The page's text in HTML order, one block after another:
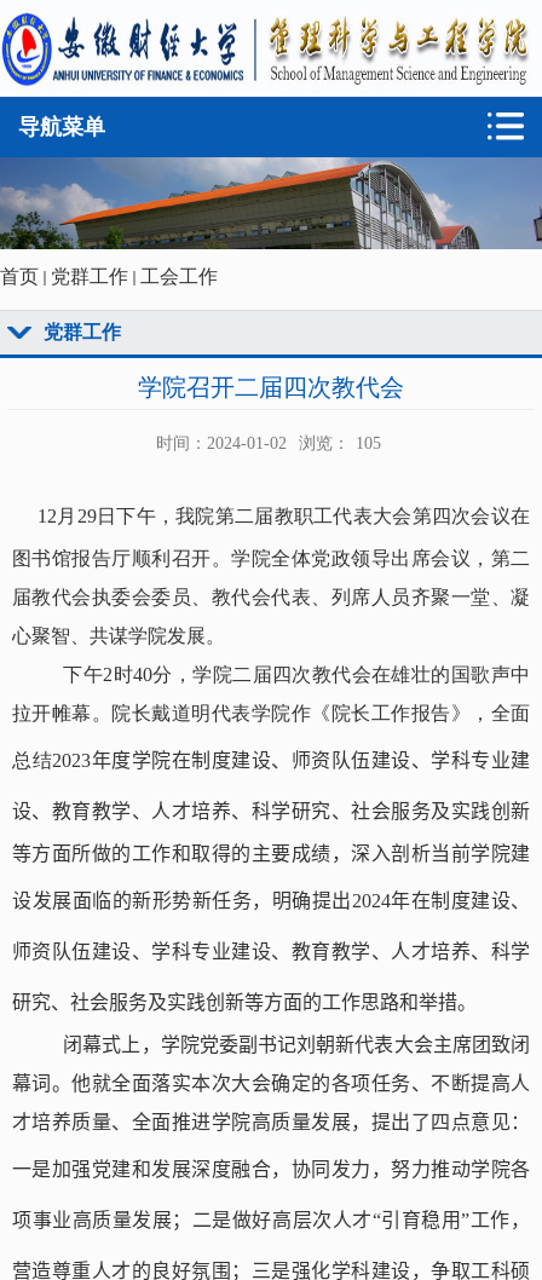
导航菜单
首页 党群工作 工会工作
党群工作
学院召开二届四次教代会
时间：2024-01-02 浏览： 105
12月 29日下午，我院第二届教职工代表大会第四次会议在
图书馆报告厅顺利召开。学院全体党政领导出席会议，第二
届教代会执委会委员、教代会代表、列席人员齐聚一堂、凝
心聚智、共谋学院发展。
下午2时40分，学院二届四次教代会在雄壮的国歌声中
拉开帷幕。院长戴道明代表学院作《院长工作报告》，全面
总结2023年度学院在制度建设、师资队伍 建设、学科专业建
设、教育教学、 人才培养、 科学研究、社会服务及实践创新
等方面所做的工作和取得的主要成绩，深入剖析当前学院建
设发展面临的新形势新任务，明确提出2024年在制度建设、
师资队伍建设、学科专业建设、 教育教学、 人才培养、科学
研究、社会服务及实践创新等方面的工作思路和举措。
闭幕式上，学院党委副书记刘朝新代表大会主席团致闭
幕词。他就全面落实本次大会确定的各项任务、不断提高人
才培养质量、全面推进学院高质量发展，提出了四点意见：
一是加强党建和发展深度融合，协同发力，努力推动学院各
项事业高质量发展；二是做好高层次人才“引育稳用”工作，
营造尊重人才的良好氛围；三是强化学科建设，争取工科硕